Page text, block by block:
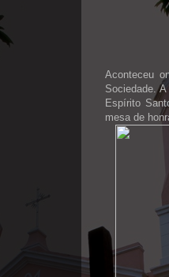
Aconteceu
Sociedade.
Espírito
mesa de